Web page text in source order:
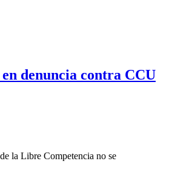
denuncia contra CCU
la Libre Competencia no se